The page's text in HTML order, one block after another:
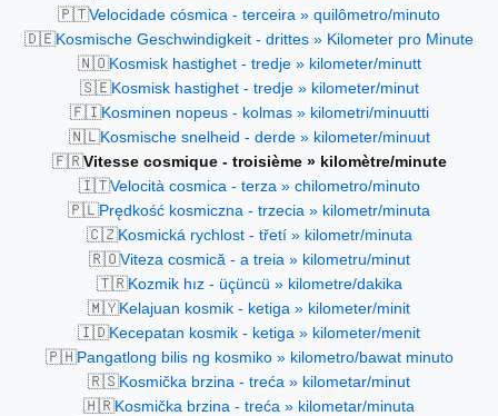
🇵🇹Velocidade cósmica - terceira » quilômetro/minuto
🇩🇪Kosmische Geschwindigkeit - drittes » Kilometer pro Minute
🇳🇴Kosmisk hastighet - tredje » kilometer/minutt
🇸🇪Kosmisk hastighet - tredje » kilometer/minut
🇫🇮Kosminen nopeus - kolmas » kilometri/minuutti
🇳🇱Kosmische snelheid - derde » kilometer/minuut
🇫🇷Vitesse cosmique - troisième » kilomètre/minute
🇮🇹Velocità cosmica - terza » chilometro/minuto
🇵🇱Prędkość kosmiczna - trzecia » kilometr/minuta
🇨🇿Kosmická rychlost - třetí » kilometr/minuta
🇷🇴Viteza cosmică - a treia » kilometru/minut
🇹🇷Kozmik hız - üçüncü » kilometre/dakika
🇲🇾Kelajuan kosmik - ketiga » kilometer/minit
🇮🇩Kecepatan kosmik - ketiga » kilometer/menit
🇵🇭Pangatlong bilis ng kosmiko » kilometro/bawat minuto
🇷🇸Kosmička brzina - treća » kilometar/minut
🇭🇷Kosmička brzina - treća » kilometar/minuta